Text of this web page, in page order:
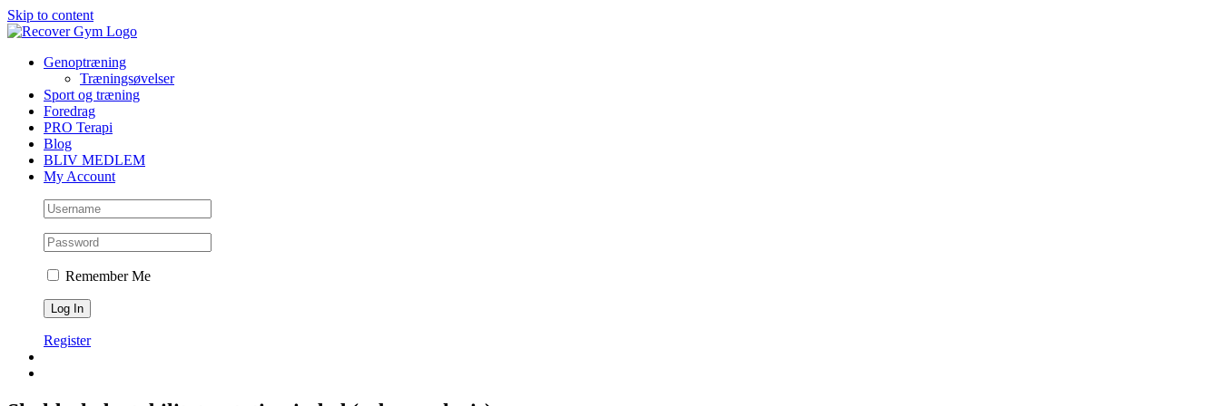
Skip to content
Genoptræning
Træningsøvelser
Sport og træning
Foredrag
PRO Terapi
Blog
BLIV MEDLEM
My Account
Remember Me
Register